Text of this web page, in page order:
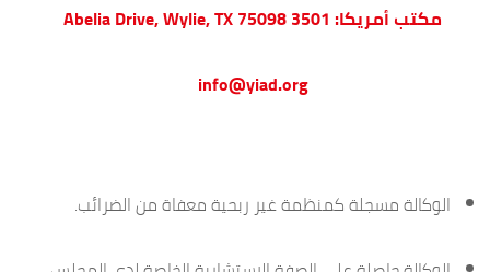
مكتب أمريكا: 3501 Abelia Drive, Wylie, TX 75098
info@yiad.org
الوكالة مسجلة كمنظمة غير ربحية معفاة من الضرائب.